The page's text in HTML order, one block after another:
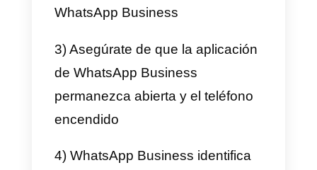
que integren las API de
WhatsApp Business.
¿Cómo puedo obtener las
estadísticas de mi cuenta
de WhatsApp Business?